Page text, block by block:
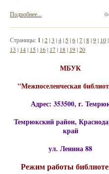
Подробнее...
Страницы: 1 |2|3 |4| 5|6|7|8|9| 10|
13 | 14| 15| 16| 17| 18| 19|20
МБУК
"Межпоселенческая
Адрес: 353500, г.
Темрюкский район,
край
ул. Ленина 88
Режим работы